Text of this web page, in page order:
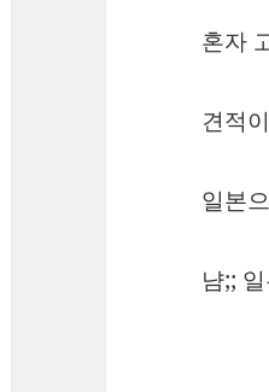
혼자
견적
일본
냠;;